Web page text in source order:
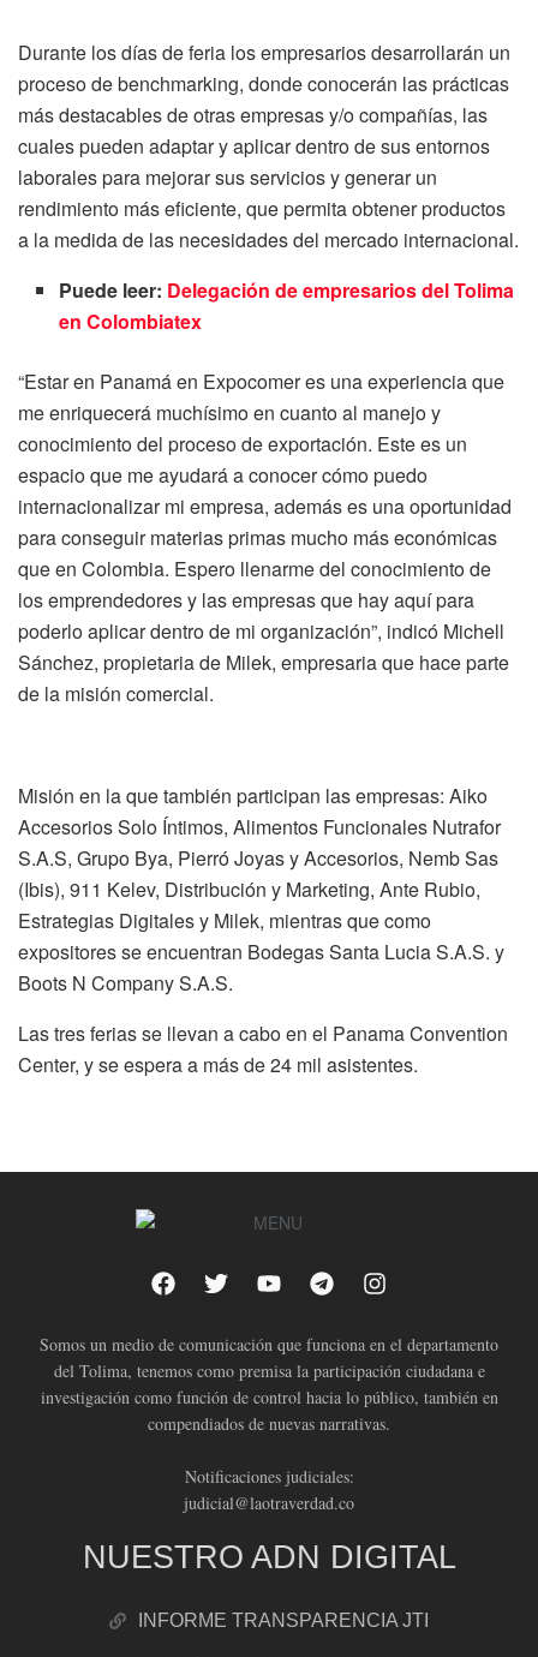
Durante los días de feria los empresarios desarrollarán un
proceso de benchmarking, donde conocerán las prácticas
más destacables de otras empresas y/o compañías, las
cuales pueden adaptar y aplicar dentro de sus entornos
laborales para mejorar sus servicios y generar un
rendimiento más eficiente, que permita obtener productos
a la medida de las necesidades del mercado internacional.
Puede leer: Delegación de empresarios del Tolima
en Colombiatex
“Estar en Panamá en Expocomer es una experiencia que
me enriquecerá muchísimo en cuanto al manejo y
conocimiento del proceso de exportación. Este es un
espacio que me ayudará a conocer cómo puedo
internacionalizar mi empresa, además es una oportunidad
para conseguir materias primas mucho más económicas
que en Colombia. Espero llenarme del conocimiento de
los emprendedores y las empresas que hay aquí para
poderlo aplicar dentro de mi organización”, indicó Michell
Sánchez, propietaria de Milek, empresaria que hace parte
de la misión comercial.
Misión en la que también participan las empresas: Aiko
Accesorios Solo Íntimos, Alimentos Funcionales Nutrafor
S.A.S, Grupo Bya, Pierró Joyas y Accesorios, Nemb Sas
(Ibis), 911 Kelev, Distribución y Marketing, Ante Rubio,
Estrategias Digitales y Milek, mientras que como
expositores se encuentran Bodegas Santa Lucia S.A.S. y
Boots N Company S.A.S.
Las tres ferias se llevan a cabo en el Panama Convention
Center, y se espera a más de 24 mil asistentes.
Somos un medio de comunicación que funciona en el departamento
del Tolima, tenemos como premisa la participación ciudadana e
investigación como función de control hacia lo público, también en
compendiados de nuevas narrativas.
Notificaciones judiciales:
judicial@laotraverdad.co
NUESTRO ADN DIGITAL
INFORME TRANSPARENCIA JTI